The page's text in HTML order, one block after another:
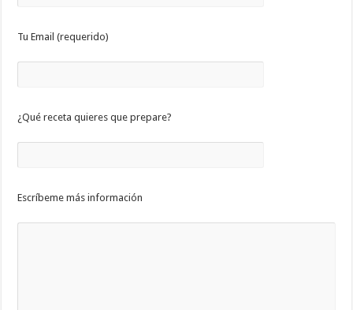
Tu Email (requerido)
¿Qué receta quieres que prepare?
Escríbeme más información